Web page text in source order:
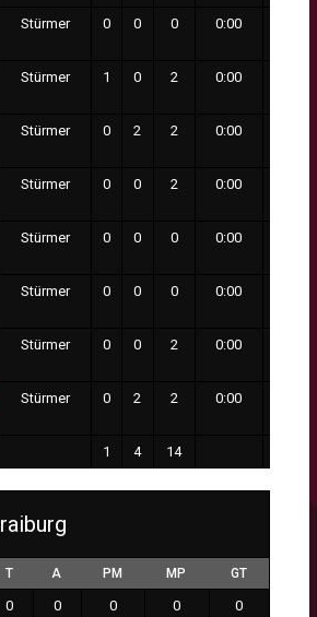
Stürmer 0 0 0 0:00
Stürmer 1 0 2 0:00
Stürmer 0 2 2 0:00
Stürmer 0 0 2 0:00
Stürmer 0 0 0 0:00
Stürmer 0 0 0 0:00
Stürmer 0 0 2 0:00
Stürmer 0 2 2 0:00
1 4 14
T A PM MP GT
0 0 0 0 0